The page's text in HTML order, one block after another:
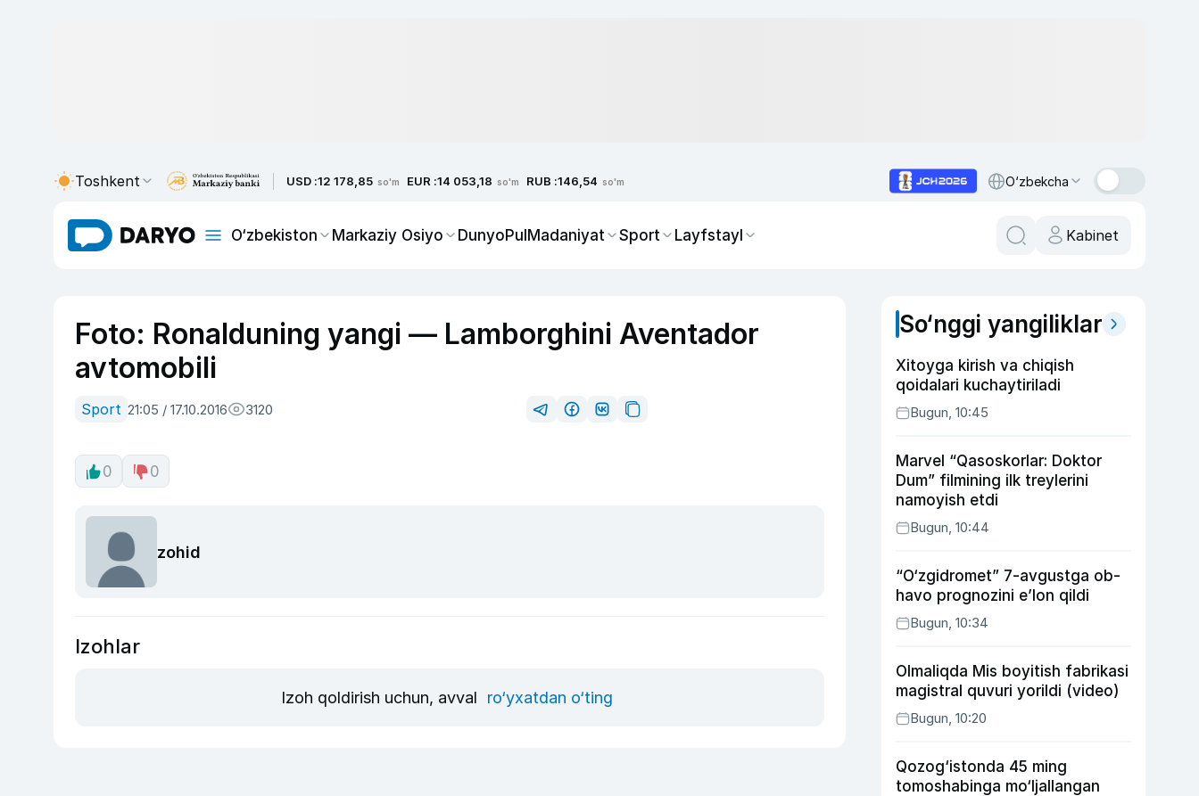
Toshkent USD :12 178,85 so'm EUR :14 053,18 so'm RUB :146,54 so'm O‘zbekcha
O‘zbekiston Markaziy Osiyo DunyoPulMadaniyat Sport Layfstayl Kabinet
Foto: Ronalduning yangi — Lamborghini Aventador
avtomobili
Sport 21:05 / 17.10.2016 3120
0 0
zohid
Izohlar
Izoh qoldirish uchun, avval ro‘yxatdan o‘ting
So‘nggi yangiliklar
Xitoyga kirish va chiqish
qoidalari kuchaytiriladi
Bugun, 10:45
Marvel “Qasoskorlar: Doktor
Dum” filmining ilk treylerini
namoyish etdi
Bugun, 10:44
“O‘zgidromet” 7-avgustga ob-
havo prognozini e’lon qildi
Bugun, 10:34
Olmaliqda Mis boyitish fabrikasi
magistral quvuri yorildi (video)
Bugun, 10:20
Qozog‘istonda 45 ming
tomoshabinga mo‘ljallangan